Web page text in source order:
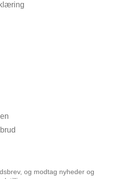
og modtag nyheder og